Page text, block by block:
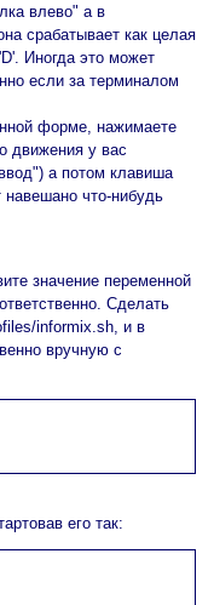
влево" а в
срабатывает как целая
Иногда это может
если за терминалом
форме, нажимаете
движения у вас
а потом клавиша
что-нибудь
значение переменной
Сделать
informix.sh, и в
вручную с
его так: